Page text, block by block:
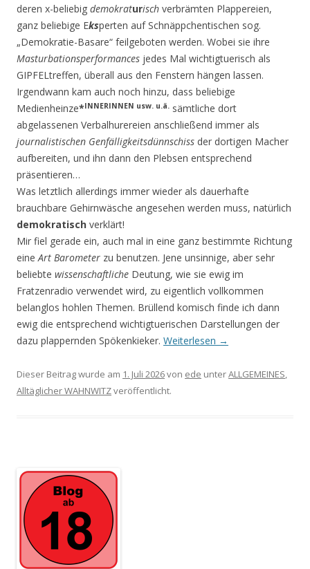
deren x-beliebig demokraturisch verbrämten Plappereien,
ganz beliebige Eksperten auf Schnäppchentischen sog.
„Demokratie-Basare“ feilgeboten werden. Wobei sie ihre
Masturbationsperformances jedes Mal wichtigtuerisch als
GIPFELtreffen, überall aus den Fenstern hängen lassen.
Irgendwann kam auch noch hinzu, dass beliebige
Medienheinze*INNERINNEN usw. u.ä. sämtliche dort
abgelassenen Verbal­hurereien anschließend immer als
journalistischen Genfälligkeitsdünnschiss der dortigen Macher
aufbereiten, und ihn dann den Plebsen entsprechend
präsentieren…
Was letztlich allerdings immer wieder als dauerhafte
brauchbare Gehirnwäsche angesehen werden muss, natürlich
demokratisch verklärt!
Mir fiel gerade ein, auch mal in eine ganz bestimmte Richtung
eine Art Barometer zu benutzen. Jene unsinnige, aber sehr
beliebte wissenschaftliche Deutung, wie sie ewig im
Fratzenradio ver­wendet wird, zu eigentlich vollkommen
belanglos hohlen Themen. Brüllend komisch finde ich dann
ewig die entsprechend wichtigtuerischen Darstellungen der
dazu plappernden Spökenkieker. Weiterlesen →
Dieser Beitrag wurde am 1. Juli 2026von ede unterALLGEMEINES,
Alltäglicher WAHNWITZveröffentlicht.